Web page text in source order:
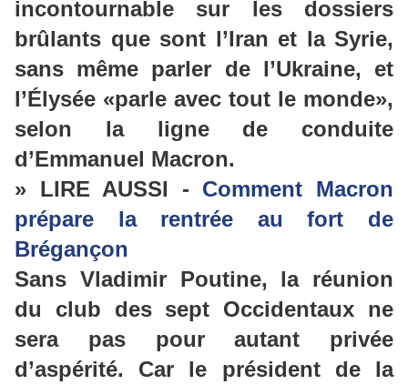
incontournable sur les dossiers
brûlants que sont l’Iran et la Syrie,
sans même parler de l’Ukraine, et
l’Élysée «parle avec tout le monde»,
selon la ligne de conduite
d’Emmanuel Macron.
» LIRE AUSSI - Comment Macron
prépare la rentrée au fort de
Brégançon
Sans Vladimir Poutine, la réunion
du club des sept Occidentaux ne
sera pas pour autant privée
d’aspérité. Car le président de la